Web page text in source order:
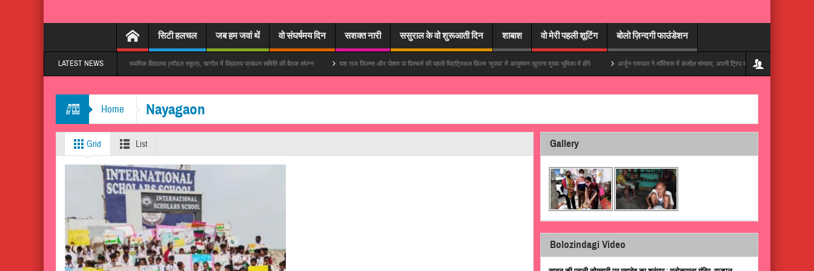
सिटी हलचल जब हम जवां थें वो संघर्षमय दिन सशक्त नारी ससुराल के वो शुरूआती दिन शाबाश वो मेरी पहली शूटिंग बोलो ज़िन्दगी फाउंडेशन
LATEST NEWS
गांधी उच्च माध्यमिक विद्यालय (मॉडल स्कूल), खगौल में विद्यालय प्रबंधन समिति की बैठक संपन्न यश राज फिल्म्स और पोशम पा पिक्चर्स की पहली थिएट्रिकल फ़िल्म ‘मुपापा’ में आयुष्मान खुराना मुख्य भूमिका में होंगे अर्जुन रामपाल ने मॉरिशस में कंसोल संभाला, अपनी ट्रिप की एक ज़बरदस्त झलक दिखाई
Home Nayagaon
Grid List Gallery
Bolozindagi Video